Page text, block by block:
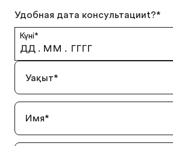
Удобная дата консультацииt?*
Күні*
ДД . ММ . ГГГГ
Уақыт*
Имя*